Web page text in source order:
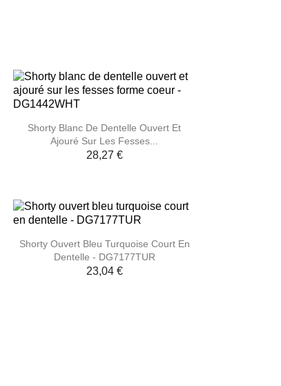
Aperçu rapide
Shorty Blanc De Dentelle Ouvert Et
Ajouré Sur Les Fesses...
28,27 €
Aperçu rapide
Shorty Ouvert Bleu Turquoise Court En
Dentelle - DG7177TUR
23,04 €